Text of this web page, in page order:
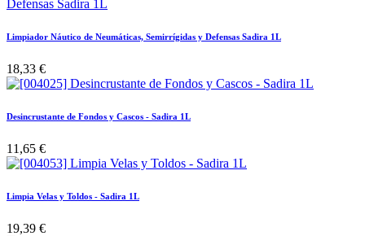
Limpiador Náutico de Neumáticas, Semirrígidas y Defensas Sadira 1L
18,33 €
Desincrustante de Fondos y Cascos - Sadira 1L
11,65 €
Limpia Velas y Toldos - Sadira 1L
19,39 €